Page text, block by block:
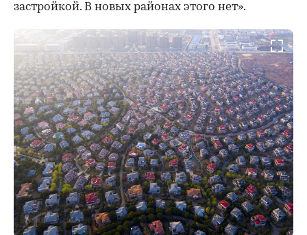
застройкой. В новых районах этого нет».